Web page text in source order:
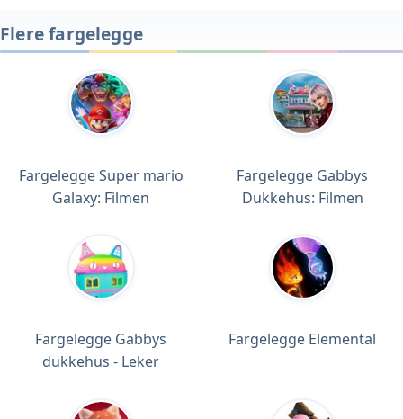
Flere fargelegge
Fargelegge Super mario
Galaxy: Filmen
Fargelegge Gabbys
Dukkehus: Filmen
Fargelegge Gabbys
dukkehus - Leker
Fargelegge Elemental